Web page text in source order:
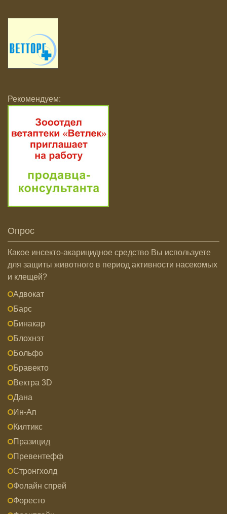
Рекомендуем:
Опрос
Какое инсекто-акарицидное средство Вы используете
для защиты животного в период активности насекомых
и клещей?
Адвокат
Барс
Бинакар
Блохнэт
Больфо
Бравекто
Вектра 3D
Дана
Ин-Ап
Килтикс
Празицид
Превентефф
Стронгхолд
Фолайн спрей
Форесто